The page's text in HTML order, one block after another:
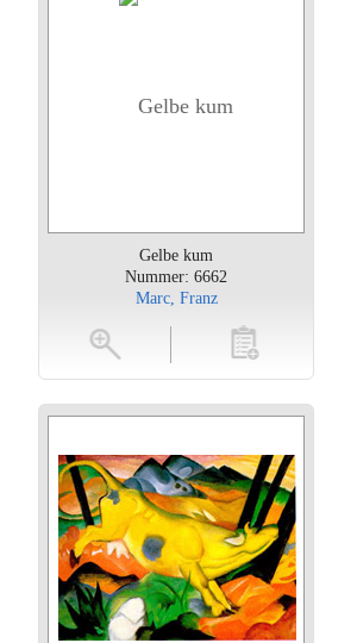
Gelbe kum
Nummer: 6662
Marc, Franz
toevoegen